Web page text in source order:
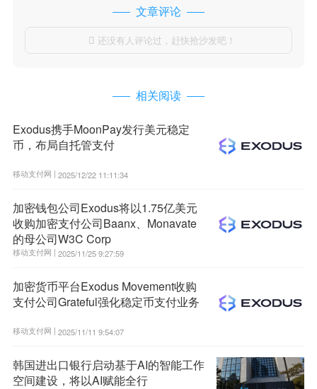
文章评论
 还没有人评论过，赶快抢沙发吧！
相关阅读
Exodus携手MoonPay发行美元稳定
币，布局自托管支付
移动支付网 | 2025/12/22 11:11:34
加密钱包公司Exodus将以1.75亿美元
收购加密支付公司Baanx、Monavate
的母公司W3C Corp
移动支付网 | 2025/11/25 9:27:59
加密货币平台Exodus Movement收购
支付公司Grateful强化稳定币支付业务
移动支付网 | 2025/11/11 9:54:07
韩国进出口银行启动基于AI的智能工作
空间建设，将以AI赋能全行